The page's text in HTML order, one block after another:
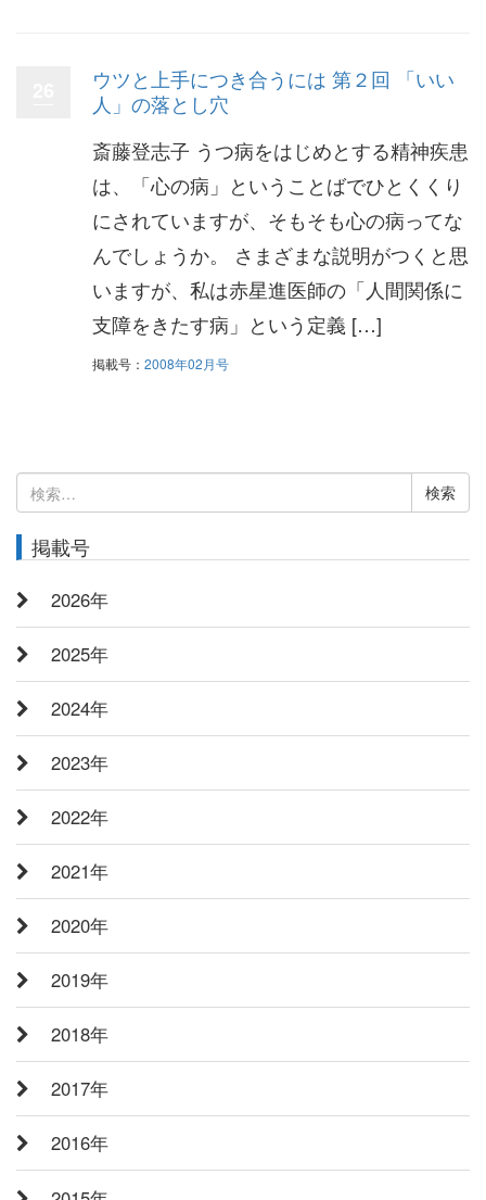
ウツと上手につき合うには 第２回 「いい
人」の落とし穴
斎藤登志子 うつ病をはじめとする精神疾患
は、「心の病」ということばでひとくくり
にされていますが、そもそも心の病ってな
んでしょうか。 さまざまな説明がつくと思
いますが、私は赤星進医師の「人間関係に
支障をきたす病」という定義 […]
掲載号： 2008年02月号
検
索:
掲載号
2026年
2025年
2024年
2023年
2022年
2021年
2020年
2019年
2018年
2017年
2016年